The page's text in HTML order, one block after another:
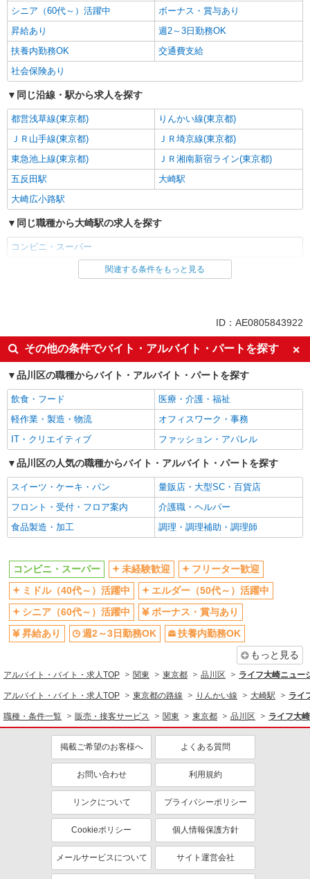
シニア（60代～）活躍中
ボーナス・賞与あり
昇給あり
週2～3日勤務OK
扶養内勤務OK
交通費支給
社会保険あり
同じ沿線・駅から求人を探す
都営浅草線(東京都)
りんかい線(東京都)
ＪＲ山手線(東京都)
ＪＲ埼京線(東京都)
東急池上線(東京都)
ＪＲ湘南新宿ライン(東京都)
五反田駅
大崎駅
大崎広小路駅
同じ職種から大崎駅の求人を探す
コンビニ・スーパー
同じ雇用形態から大崎駅の求人を探す
未経験歓迎
フリーター歓迎
ミドル（40代～）活躍中
エルダー（50代～）活躍中
シニア（60代～）活躍中
ボーナス・賞与あり
昇給あり
週2～3日勤務OK
扶養内勤務OK
交通費支給
社会保険あり
同じ職種から求人を探す
販売・接客サービス
コンビニ・スーパー
同じ特徴から求人を探す
未経験歓迎
ミドル（40代～）活躍中
ボーナス・賞与あり
週2～3日勤務OK
扶養内勤務OK
交通費支給
社会保険あり
関連する条件をもっと見る
ID：AE0805843922
その他の条件でバイト・アルバイト・パートを探す
品川区の職種からバイト・アルバイト・パートを探す
飲食・フード
医療・介護・福祉
軽作業・製造・物流
オフィスワーク・事務
IT・クリエイティブ
ファッション・アパレル
品川区の人気の職種からバイト・アルバイト・パートを探す
スイーツ・ケーキ・パン
量販店・大型SC・百貨店
フロント・受付・フロア案内
介護職・ヘルパー
食品製造・加工
調理・調理補助・調理師
コンビニ・スーパー 未経験歓迎
フリーター歓迎
ミドル（40代～）活躍中
エルダー（50代～）活躍中
シニア（60代～）活躍中
ボーナス・賞与あり
昇給あり
週2～3日勤務OK
扶養内勤務OK
もっと見る
アルバイト・バイト・求人TOP 関東 東京都 品川区 ライフ大崎ニュー
アルバイト・バイト・求人TOP 東京都の路線 りんかい線 大崎駅 ライ
職種・条件一覧 販売・接客サービス 関東 東京都 品川区 ライフ大
掲載ご希望のお客様へ よくある質問
お問い合わせ 利用規約
リンクについて プライバシーポリシー
Cookieポリシー 個人情報保護方針
メールサービスについて サイト運営会社